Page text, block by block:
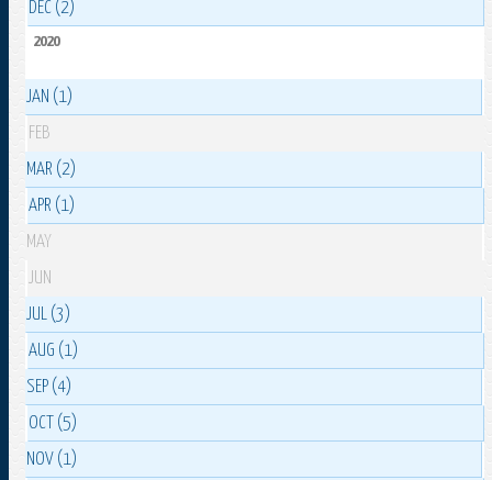
DEC (2)
2020
JAN (1)
FEB
MAR (2)
APR (1)
MAY
JUN
JUL (3)
AUG (1)
SEP (4)
OCT (5)
NOV (1)